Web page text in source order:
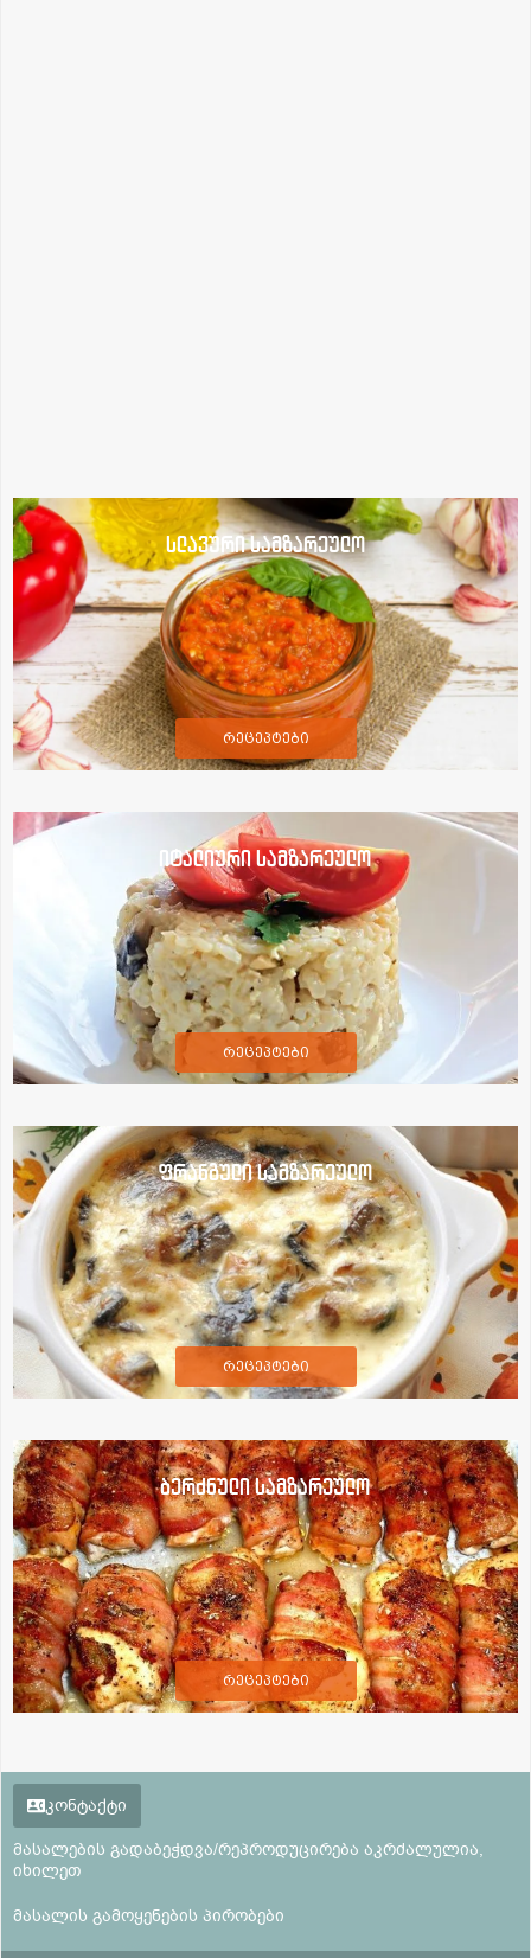
სლავური სამზარეულო
რეცეპტები
იტალიური სამზარეულო
რეცეპტები
ფრანგული სამზარეულო
რეცეპტები
ბერძნული სამზარეულო
რეცეპტები
კონტაქტი
მასალების გადაბეჭდვა/რეპროდუცირება აკრძალულია,
იხილეთ
მასალის გამოყენების პირობები